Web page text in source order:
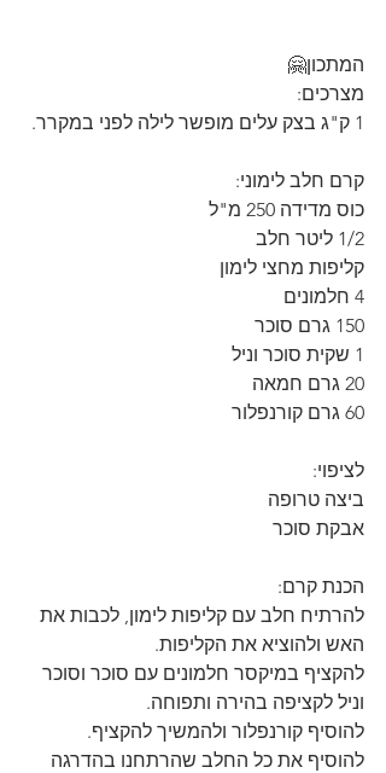
המתכון🤗
מצרכים:
1 ק"ג בצק עלים מופשר לילה לפני במקרר.
קרם חלב לימוני:
כוס מדידה 250 מ"ל
1/2 ליטר חלב
קליפות מחצי לימון
4 חלמונים
150 גרם סוכר
1 שקית סוכר וניל
20 גרם חמאה
60 גרם קורנפלור
לציפוי:
ביצה טרופה
אבקת סוכר
הכנת קרם:
להרתיח חלב עם קליפות לימון, לכבות את
האש ולהוציא את הקליפות.
להקציף במיקסר חלמונים עם סוכר וסוכר
וניל לקציפה בהירה ותפוחה.
להוסיף קורנפלור ולהמשיך להקציף.
להוסיף את כל החלב שהרתחנו בהדרגה